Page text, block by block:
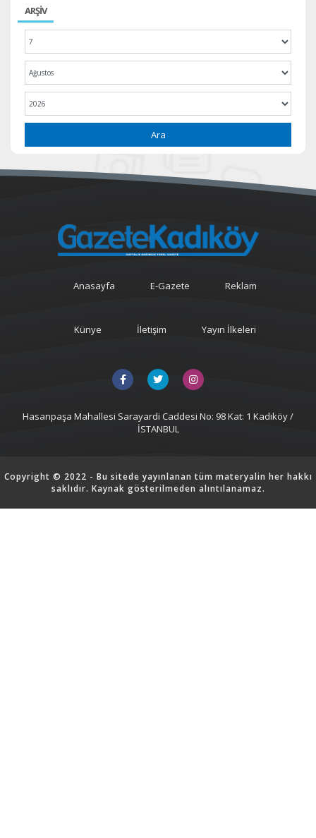
ARŞİV
Ara
Anasayfa E-Gazete Reklam
Künye İletişim Yayın İlkeleri
Hasanpaşa Mahallesi Sarayardi Caddesi No: 98 Kat: 1 Kadıköy /
İSTANBUL
Copyright © 2022 - Bu sitede yayınlanan tüm materyalin her hakkı
saklıdır. Kaynak gösterilmeden alıntılanamaz.